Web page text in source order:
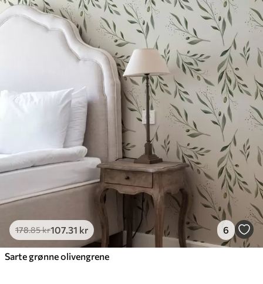
178.85kr107.31 kr 6
Sarte grønne olivengrene